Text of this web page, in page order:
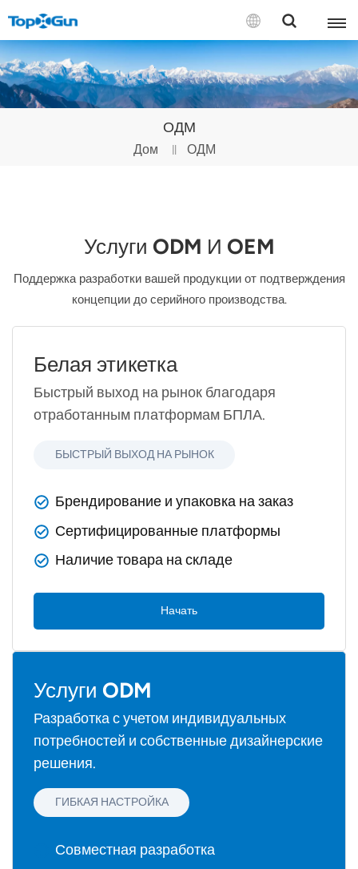
СВЯЗАТЬСЯ С НАМИ
English
Português(Brasil)
Türkçe
ОДМ
Дом ОДМ
Услуги ODM И OEM
Поддержка разработки вашей продукции от подтверждения
концепции до серийного производства.
Белая этикетка
Быстрый выход на рынок благодаря
отработанным платформам БПЛА.
БЫСТРЫЙ ВЫХОД НА РЫНОК
Брендирование и упаковка на заказ
Сертифицированные платформы
Наличие товара на складе
Начать
Услуги ODM
Разработка с учетом индивидуальных
потребностей и собственные дизайнерские
решения.
ГИБКАЯ НАСТРОЙКА
Совместная разработка